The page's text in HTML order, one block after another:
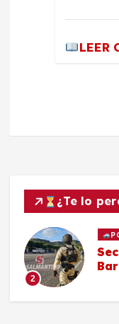
LEER
¿Te lo
2